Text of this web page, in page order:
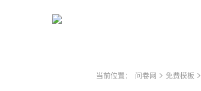
当前位置： 问卷网 免费模板